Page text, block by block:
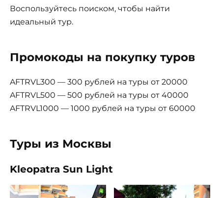
Воспользуйтесь поиском, чтобы найти
идеальный тур.
Промокоды на покупку туров
AFTRVL300 — 300 рублей на туры от 20000
AFTRVL500 — 500 рублей на туры от 40000
AFTRVL1000 — 1000 рублей на туры от 60000
Туры из Москвы
Kleopatra Sun Light